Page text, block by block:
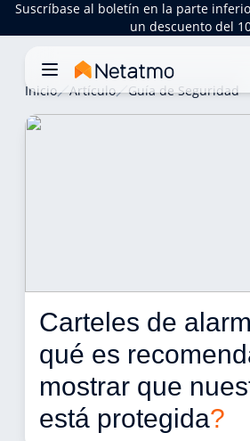
Suscríbase al boletín en la parte
un descuento del
Inicio Artículo Guía de Seguridad
Carteles de
qué es
mostrar que
está protegida?